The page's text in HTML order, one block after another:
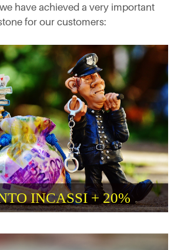
have achieved a very important
for our customers:
INCASSI + 20%